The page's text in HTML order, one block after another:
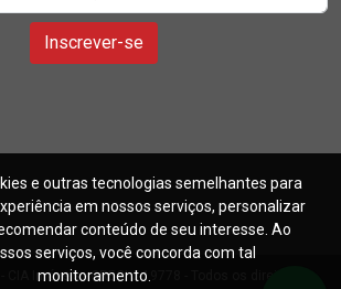
Inscrever-se
CIA Imóveis - CRECI J-19778 - Todos os direitos
e outras tecnologias semelhantes para
em nossos serviços, personalizar
conteúdo de seu interesse. Ao
serviços, você concorda com tal
monitoramento.